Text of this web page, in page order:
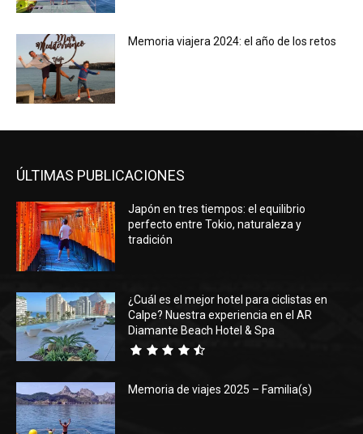
Memoria viajera 2024: el año de los retos
ÚLTIMAS PUBLICACIONES
Japón en tres tiempos: el equilibrio
perfecto entre Tokio, naturaleza y
tradición
¿Cuál es el mejor hotel para ciclistas en
Calpe? Nuestra experiencia en el AR
Diamante Beach Hotel & Spa
Memoria de viajes 2025 – Familia(s)